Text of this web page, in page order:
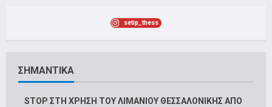
setip_thess
ΣΗΜΑΝΤΙΚΑ
STOP ΣΤΗ ΧΡΗΣΗ ΤΟΥ ΛΙΜΑΝΙΟΥ ΘΕΣΣΑΛΟΝΙΚΗΣ ΑΠΟ